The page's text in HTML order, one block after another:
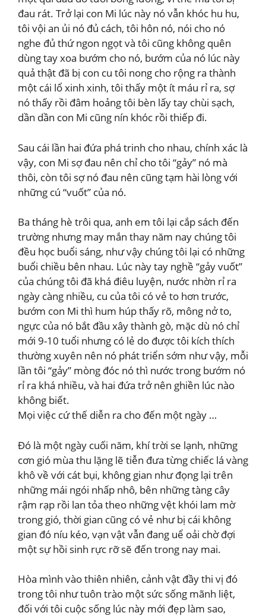
đau rát. Trở lại con Mi lúc này nó vẫn khóc hu hu,
tôi vội an ủi nó đủ cách, tôi hôn nó, nói cho nó
nghe đủ thứ ngon ngọt và tôi cũng không quên
dùng tay xoa bướm cho nó, bướm của nó lúc này
quả thật đã bị con cu tôi nong cho rộng ra thành
một cái lổ xinh xinh, tôi thấy một ít máu rỉ ra, sợ
nó thấy rồi đâm hoảng tôi bèn lấy tay chùi sạch,
dần dần con Mi cũng nín khóc rồi thiếp đi.
Sau cái lần hai đứa phá trinh cho nhau, chính xác là
vậy, con Mi sợ đau nên chỉ cho tôi “gảy” nó mà
thôi, còn tôi sợ nó đau nên cũng tạm hài lòng với
những cú “vuốt” của nó.
Ba tháng hè trôi qua, anh em tôi lại cắp sách đến
trường nhưng may mắn thay năm nay chúng tôi
đều học buổi sáng, như vậy chúng tôi lại có những
buổi chiều bên nhau. Lúc này tay nghề “gảy vuốt”
của chúng tôi đã khá điêu luyện, nước nhờn rỉ ra
ngày càng nhiều, cu của tôi có vẻ to hơn trước,
bướm con Mi thì hum húp thấy rõ, mông nở to,
ngực của nó bắt đầu xây thành gò, mặc dù nó chỉ
mới 9-10 tuổi nhưng có lẻ do được tôi kích thích
thường xuyên nên nó phát triển sớm như vậy, mỗi
lần tôi “gảy” mòng đóc nó thì nước trong bướm nó
rỉ ra khá nhiều, và hai đứa trở nên ghiền lúc nào
không biết.
Mọi việc cứ thế diễn ra cho đến một ngày …
Đó là một ngày cuối năm, khí trời se lạnh, những
cơn gió mùa thu lặng lẽ tiễn đưa từng chiếc lá vàng
khô về với cát bụi, không gian như đọng lại trên
những mái ngói nhấp nhô, bên những tàng cây
rậm rạp rồi lan tỏa theo những vệt khói lam mờ
trong gió, thời gian cũng có vẻ như bị cái không
gian đó níu kéo, vạn vật vẫn đang uể oải chờ đợi
một sự hồi sinh rực rỡ sẽ đến trong nay mai.
Hòa mình vào thiên nhiên, cảnh vật đầy thi vị đó
trong tôi như tuôn trào một sức sống mãnh liệt,
đối với tôi cuộc sống lúc này mới đẹp làm sao,